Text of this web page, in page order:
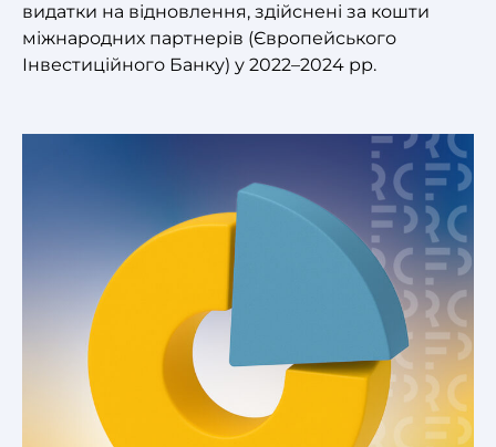
видатки на відновлення, здійснені за кошти
міжнародних партнерів (Європейського
Інвестиційного Банку) у 2022–2024 рр.